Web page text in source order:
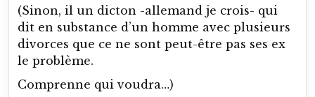
(Sinon, il un dicton -allemand je crois- qui
dit en substance d’un homme avec plusieurs
divorces que ce ne sont peut-être pas ses ex
le problème.
Comprenne qui voudra…)